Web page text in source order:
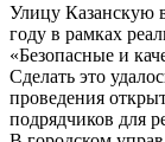
Улицу Казанскую
году в рамках
«Безопасные и
Сделать это
проведения
подрядчиков для